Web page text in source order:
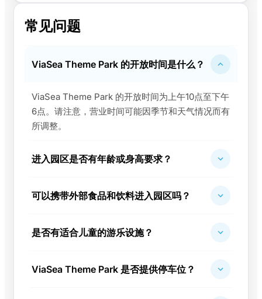
常见问题
ViaSea Theme Park 的开放时间是什么？
ViaSea Theme Park 的开放时间为上午10点至下午
6点。请注意，营业时间可能因季节和天气情况而有
所调整。
进入园区是否有年龄或身高要求？
可以携带外部食品和饮料进入园区吗？
是否有适合儿童的游乐设施？
ViaSea Theme Park 是否提供停车位？